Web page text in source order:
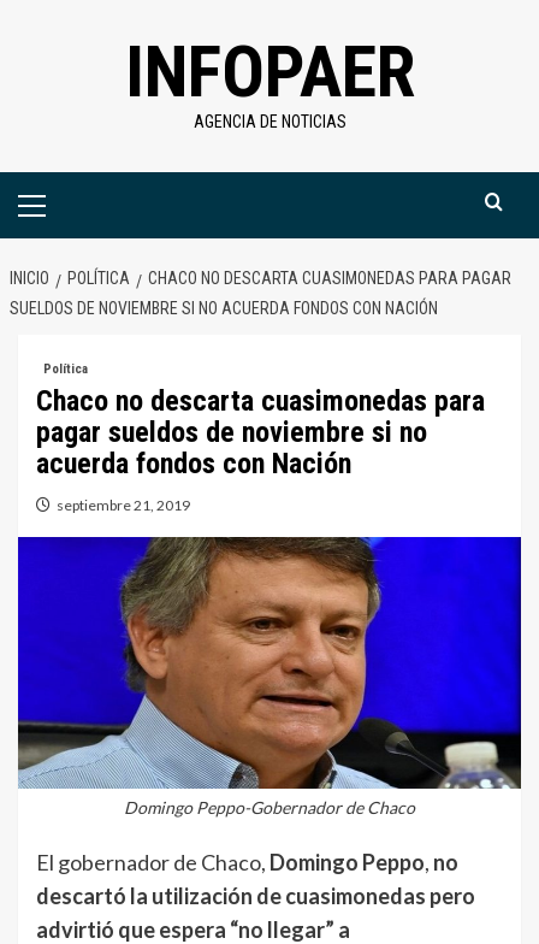
INFOPAER
AGENCIA DE NOTICIAS
Menú
INICIO POLÍTICA
CHACO NO DESCARTA CUASIMONEDAS PARA PAGAR
SUELDOS DE NOVIEMBRE SI NO ACUERDA FONDOS CON NACIÓN
Política
Chaco no descarta cuasimonedas para
pagar sueldos de noviembre si no
acuerda fondos con Nación
septiembre 21, 2019
Domingo Peppo-Gobernador de Chaco
El gobernador de Chaco, Domingo Peppo, no
descartó la utilización de cuasimonedas pero
advirtió que espera “no llegar” a